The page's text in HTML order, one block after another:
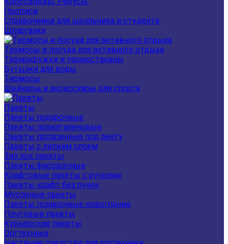
Прописи
Справочники для школьника и студента
Шпаргалки
Термосы и посуда для активного отдыха
Термокружки и термостаканы
Бутылки для воды
Термосы
Шейкеры и аксессуары для спорта
Пакеты
Пакеты подарочные
Пакеты полиэтиленовые
Пакеты прозрачные под ленту
Пакеты с липким слоем
Зип лок пакеты
Пакеты фасовочные
Крафтовые пакеты с ручками
Пакеты крафт без ручек
Мусорные пакеты
Пакеты подарочные новогодние
Почтовые пакеты
Курьерские пакеты
Оргтехника